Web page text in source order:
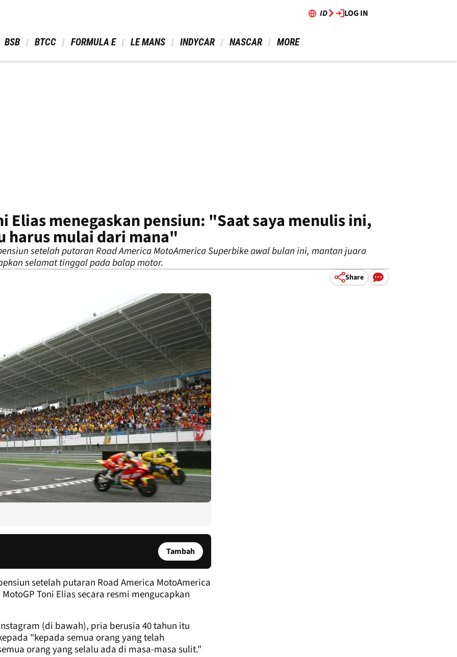
ID LOG IN
BSB BTCC FORMULA E LE MANS INDYCAR NASCAR MORE
Elias menegaskan pensiun: "Saat saya menulis ini,
harus mulai dari mana"
setelah putaran Road America MotoAmerica Superbike awal bulan ini, mantan juara
selamat tinggal pada balap motor.
Share
Tambah
setelah putaran Road America MotoAmerica
Toni Elias secara resmi mengucapkan
(di bawah), pria berusia 40 tahun itu
"kepada semua orang yang telah
orang yang selalu ada di masa-masa sulit."